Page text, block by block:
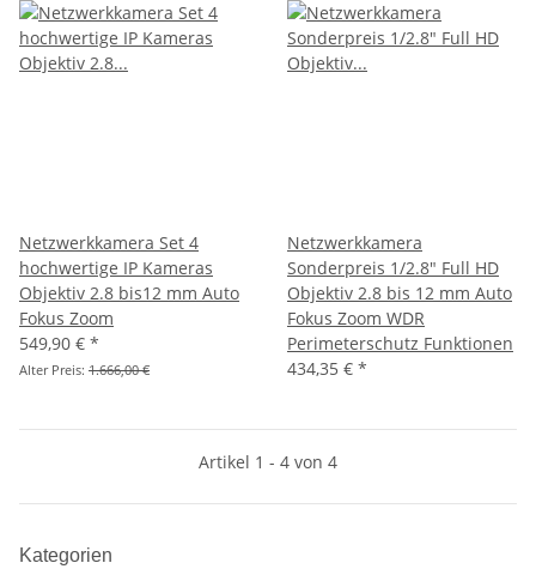
Netzwerkkamera Set 4
hochwertige IP Kameras
Objektiv 2.8 bis12 mm Auto
Fokus Zoom
549,90 € *
Alter Preis: 1.666,00 €
Netzwerkkamera
Sonderpreis 1/2.8" Full HD
Objektiv 2.8 bis 12 mm Auto
Fokus Zoom WDR
Perimeterschutz Funktionen
434,35 € *
Artikel 1 - 4 von 4
Kategorien